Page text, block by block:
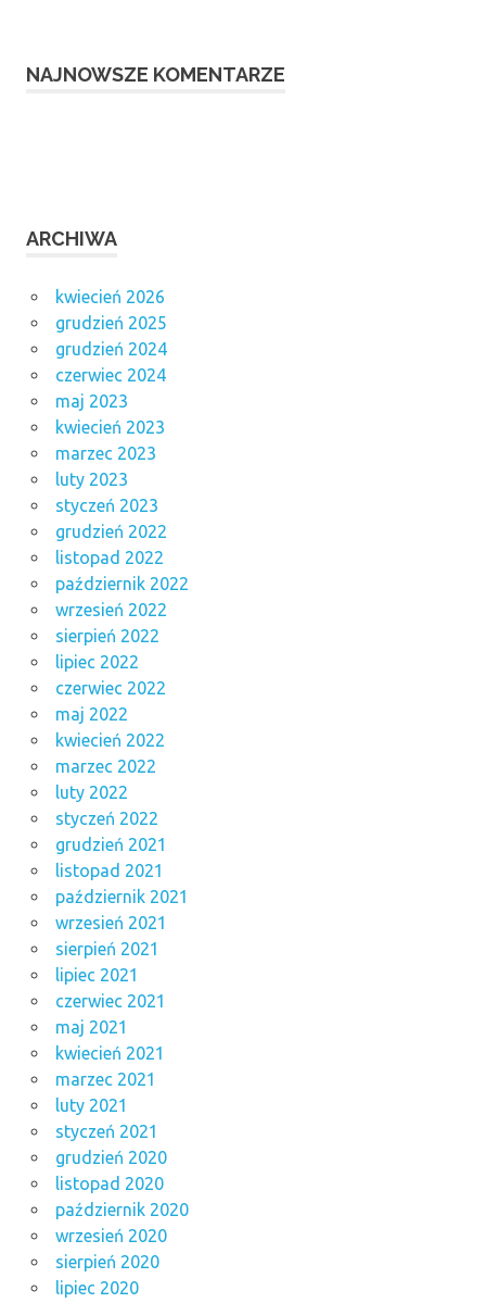
NAJNOWSZE KOMENTARZE
ARCHIWA
kwiecień 2026
grudzień 2025
grudzień 2024
czerwiec 2024
maj 2023
kwiecień 2023
marzec 2023
luty 2023
styczeń 2023
grudzień 2022
listopad 2022
październik 2022
wrzesień 2022
sierpień 2022
lipiec 2022
czerwiec 2022
maj 2022
kwiecień 2022
marzec 2022
luty 2022
styczeń 2022
grudzień 2021
listopad 2021
październik 2021
wrzesień 2021
sierpień 2021
lipiec 2021
czerwiec 2021
maj 2021
kwiecień 2021
marzec 2021
luty 2021
styczeń 2021
grudzień 2020
listopad 2020
październik 2020
wrzesień 2020
sierpień 2020
lipiec 2020